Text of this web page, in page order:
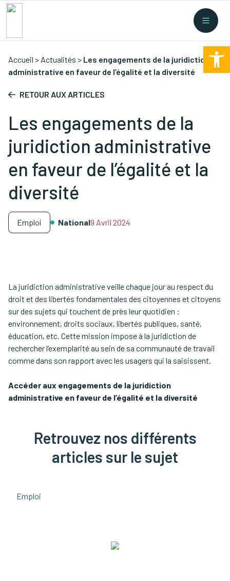
Collectes Nouvelles législations/
Accueil > Actualités > Les engagements de la juridiction
administrative en faveur de l’égalité et la diversité
RETOUR AUX ARTICLES
Les engagements de la
juridiction administrative
en faveur de l’égalité et la
diversité
Emploi National9 Avril 2024
La juridiction administrative veille chaque jour au respect du
droit et des libertés fondamentales des citoyennes et citoyens
sur des sujets qui touchent de près leur quotidien :
environnement, droits sociaux, libertés publiques, santé,
éducation, etc. Cette mission impose à la juridiction de
rechercher l’exemplarité au sein de sa communauté de travail
comme dans son rapport avec les usagers qui la saisissent.
Accéder aux engagements de la juridiction
administrative en faveur de l’égalité et la diversité
Retrouvez nos différents
articles sur le sujet
Emploi